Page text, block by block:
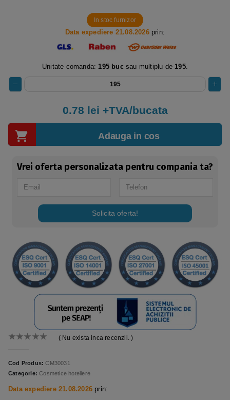
( Nu exista inca recenzii. )
Cod Produs:CM30031
Categorie:Cosmetice hoteliere
Data expediere 21.08.2026 prin:
In stoc furnizor
Data expediere 21.08.2026prin:
Unitate comanda: 195 bucsau multiplu de 195.
0.78 lei +TVA/bucata
Adauga in cos
Vrei oferta personalizata pentru compania ta?
Solicita oferta!